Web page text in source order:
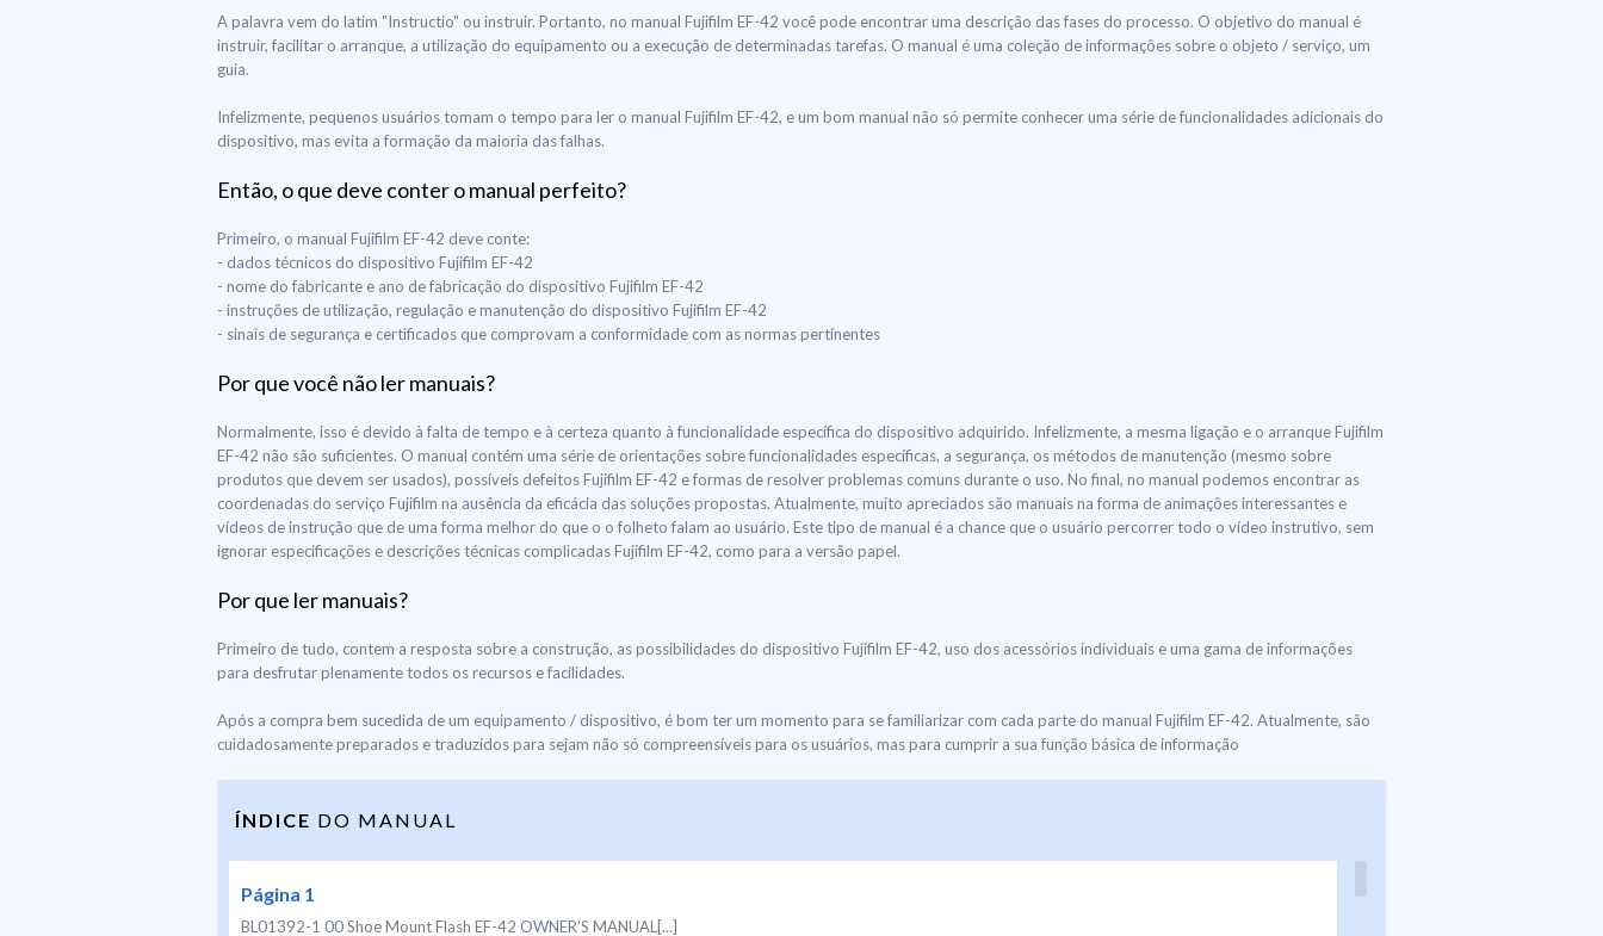
A palavra vem do latim "Instructio" ou instruir. Portanto, no manual Fujifilm EF-42 você pode encontrar uma descrição das fases do processo. O objetivo do manual é
instruir, facilitar o arranque, a utilização do equipamento ou a execução de determinadas tarefas. O manual é uma coleção de informações sobre o objeto / serviço, um
guia.
Infelizmente, pequenos usuários tomam o tempo para ler o manual Fujifilm EF-42, e um bom manual não só permite conhecer uma série de funcionalidades adicionais do
dispositivo, mas evita a formação da maioria das falhas.
Então, o que deve conter o manual perfeito?
Primeiro, o manual Fujifilm EF-42 deve conte:
- dados técnicos do dispositivo Fujifilm EF-42
- nome do fabricante e ano de fabricação do dispositivo Fujifilm EF-42
- instruções de utilização, regulação e manutenção do dispositivo Fujifilm EF-42
- sinais de segurança e certificados que comprovam a conformidade com as normas pertinentes
Por que você não ler manuais?
Normalmente, isso é devido à falta de tempo e à certeza quanto à funcionalidade específica do dispositivo adquirido. Infelizmente, a mesma ligação e o arranque Fujifilm
EF-42 não são suficientes. O manual contém uma série de orientações sobre funcionalidades específicas, a segurança, os métodos de manutenção (mesmo sobre
produtos que devem ser usados), possíveis defeitos Fujifilm EF-42 e formas de resolver problemas comuns durante o uso. No final, no manual podemos encontrar as
coordenadas do serviço Fujifilm na ausência da eficácia das soluções propostas. Atualmente, muito apreciados são manuais na forma de animações interessantes e
vídeos de instrução que de uma forma melhor do que o o folheto falam ao usuário. Este tipo de manual é a chance que o usuário percorrer todo o vídeo instrutivo, sem
ignorar especificações e descrições técnicas complicadas Fujifilm EF-42, como para a versão papel.
Por que ler manuais?
Primeiro de tudo, contem a resposta sobre a construção, as possibilidades do dispositivo Fujifilm EF-42, uso dos acessórios individuais e uma gama de informações
para desfrutar plenamente todos os recursos e facilidades.
Após a compra bem sucedida de um equipamento / dispositivo, é bom ter um momento para se familiarizar com cada parte do manual Fujifilm EF-42. Atualmente, são
cuidadosamente preparados e traduzidos para sejam não só compreensíveis para os usuários, mas para cumprir a sua função básica de informação
ÍNDICE DO MANUAL
Página 1
BL01392-1 00 Shoe Mount Flash EF-42 OWNER'S MANUAL[...]